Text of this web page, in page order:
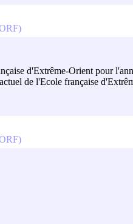
d'Extrême-Orient pour
de l'Ecole française